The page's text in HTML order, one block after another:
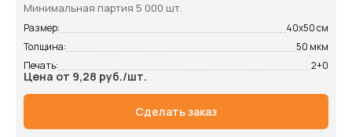
Минимальная партия 5 000 шт.
Размер:
40х50 см
Толщина:
50 мкм
Печать:
2+0
Цена от 9,28 руб./шт.
Сделать заказ